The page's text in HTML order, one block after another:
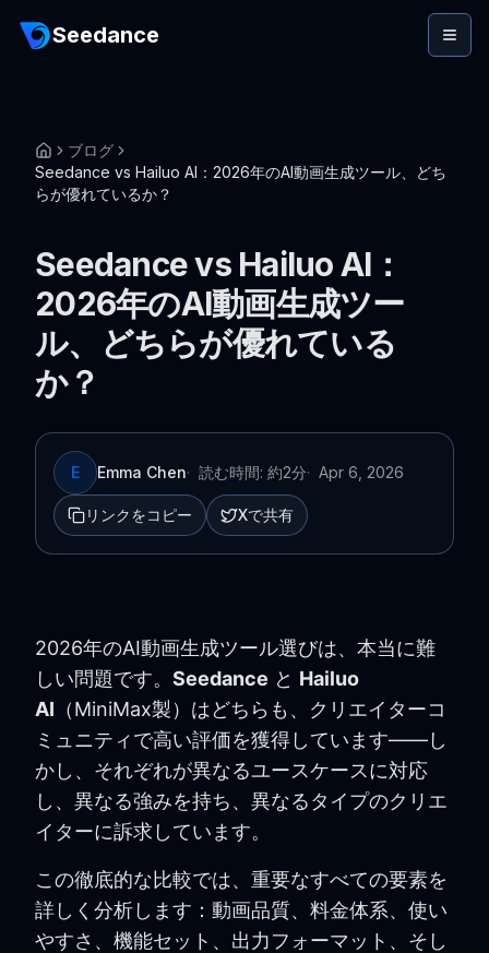
Seedance
ブログ
Seedance vs Hailuo AI：2026年のAI動画生成ツール、どち
らが優れているか？
Seedance vs Hailuo AI：
2026年のAI動画生成ツー
ル、どちらが優れている
か？
E Emma Chen· 読む時間: 約2分· Apr 6, 2026
リンクをコピー Xで共有
2026年のAI動画生成ツール選びは、本当に難
しい問題です。 Seedance と Hailuo
AI （MiniMax製）はどちらも、クリエイターコ
ミュニティで高い評価を獲得しています——し
かし、それぞれが異なるユースケースに対応
し、異なる強みを持ち、異なるタイプのクリエ
イターに訴求しています。
この徹底的な比較では、重要なすべての要素を
詳しく分析します：動画品質、料金体系、使い
やすさ、機能セット、出力フォーマット、そし